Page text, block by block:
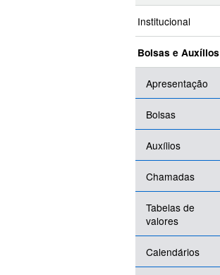
Institucional
Bolsas e Auxílios
Apresentação
Bolsas
Auxílios
Chamadas
Tabelas de
valores
Calendários